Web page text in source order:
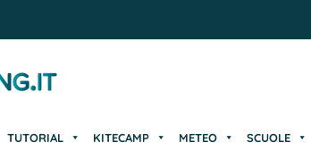
TUTORIAL KITECAMP METEO SCUOLE